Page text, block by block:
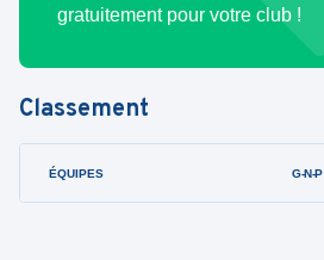
gratuitement pour votre club !
Classement
ÉQUIPES G-N-P